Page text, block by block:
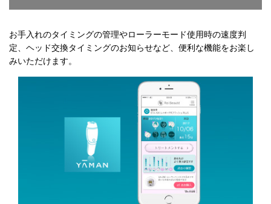
お手入れのタイミングの管理やローラーモード使用時の速度判
定、ヘッド交換タイミングのお知らせなど、便利な機能をお楽し
みいただけます。